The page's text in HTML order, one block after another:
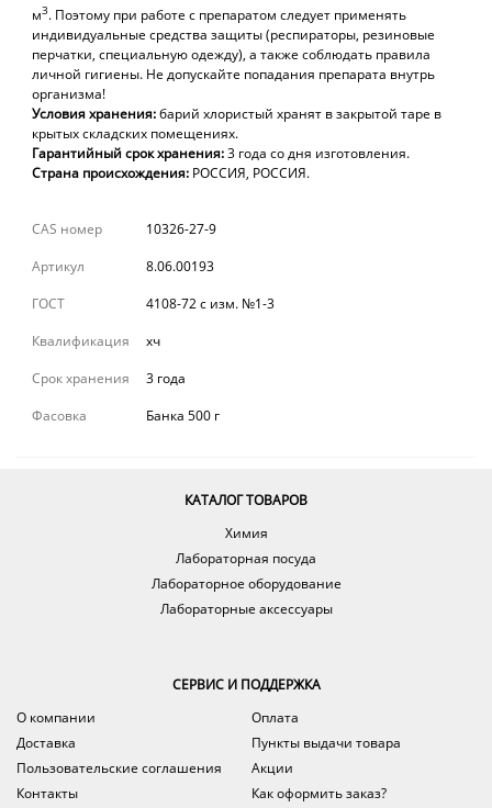
м3. Поэтому при работе с препаратом следует применять
индивидуальные средства защиты (респираторы, резиновые
перчатки, специальную одежду), а также соблюдать правила
личной гигиены. Не допускайте попадания препарата внутрь
организма!
Условия хранения:барий хлористый хранят в закрытой таре в
крытых складских помещениях.
Гарантийный срокхранения:3 года содня изготовления.
Страна происхождения: РОССИЯ, РОССИЯ.
CAS номер
10326-27-9
Артикул
8.06.00193
ГОСТ
4108-72 с изм. №1-3
Квалификация
хч
Срок хранения
3 года
Фасовка
Банка 500 г
КАТАЛОГ ТОВАРОВ
Химия
Лабораторная посуда
Лабораторное оборудование
Лабораторные аксессуары
СЕРВИС И ПОДДЕРЖКА
О компании
Оплата
Доставка
Пункты выдачи товара
Пользовательские соглашения
Акции
Контакты
Как оформить заказ?